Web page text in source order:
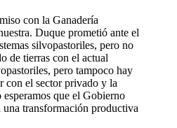
con la Ganadería
Duque prometió ante el
silvopastoriles, pero no
de tierras con el actual
pero tampoco hay
con el sector privado y la
que el Gobierno
transformación productiva